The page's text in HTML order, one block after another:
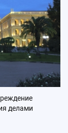
делами